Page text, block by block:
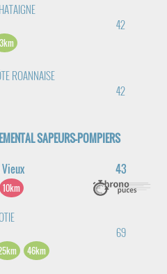
42
ROANNAISE
42
SAPEURS-POMPIERS
43
10km
69
46km